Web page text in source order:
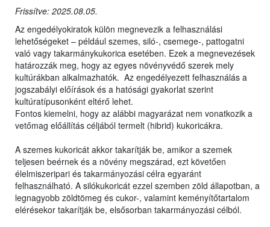
Frissítve: 2025.08.05.
Az engedélyokiratok külön megnevezik a felhasználási
lehetőségeket – például szemes, siló-, csemege-, pattogatni
való vagy takarmánykukorica esetében. Ezek a megnevezések
határozzák meg, hogy az egyes növényvédő szerek mely
kultúrákban alkalmazhatók. Az engedélyezett felhasználás a
jogszabályi előírások és a hatósági gyakorlat szerint
kultúratípusonként eltérő lehet.
Fontos kiemelni, hogy az alábbi magyarázat nem vonatkozik a
vetőmag előállítás céljából termelt (hibrid) kukoricákra.
A szemes kukoricát akkor takarítják be, amikor a szemek
teljesen beérnek és a növény megszárad, ezt követően
élelmiszeripari és takarmányozási célra egyaránt
felhasználható. A silókukoricát ezzel szemben zöld állapotban, a
legnagyobb zöldtömeg és cukor-, valamint keményítőtartalom
elérésekor takarítják be, elsősorban takarmányozási célból.